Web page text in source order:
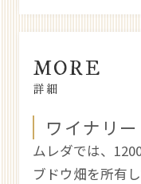
MORE
詳細
ワイナリー
ムレダでは、
ブドウ畑を所有